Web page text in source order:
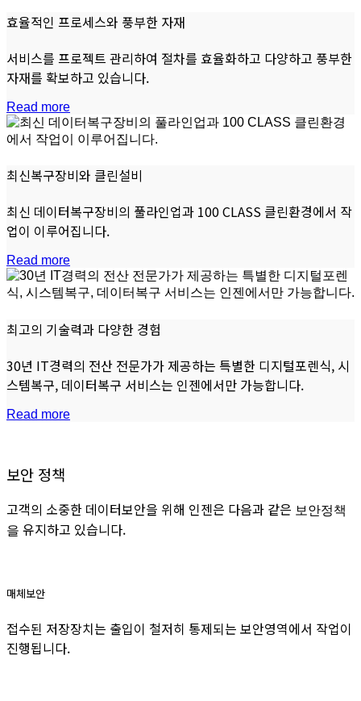
효율적인 프로세스와 풍부한 자재
서비스를 프로젝트 관리하여 절차를 효율화하고 다양하고 풍부한
자재를 확보하고 있습니다.
Read more
최신복구장비와 클린설비
최신 데이터복구장비의 풀라인업과 100 CLASS 클린환경에서 작
업이 이루어집니다.
Read more
최고의 기술력과 다양한 경험
30년 IT경력의 전산 전문가가 제공하는 특별한 디지털포렌식, 시
스템복구, 데이터복구 서비스는 인젠에서만 가능합니다.
Read more
보안 정책
고객의 소중한 데이터보안을 위해 인젠은 다음과 같은 보안정책
을 유지하고 있습니다.
매체보안
접수된 저장장치는 출입이 철저히 통제되는 보안영역에서 작업이
진행됩니다.